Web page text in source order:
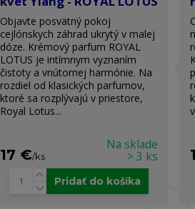
Objavte posvätný pokoj
cejlónskych záhrad ukrytý v malej
dóze. Krémový parfum ROYAL
LOTUS je intímnym vyznaním
čistoty a vnútornej harmónie. Na
rozdiel od klasických parfumov,
ktoré sa rozplývajú v priestore,
Royal Lotus...
17 €/ks
Na sklade
> 3 ks
Pridať do košíka